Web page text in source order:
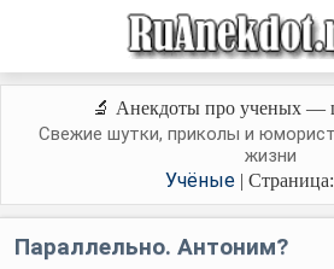
🔬 Анекдоты про ученых —
Свежие шутки, приколы и
жизни
Учёные|
Параллельно. Антоним?